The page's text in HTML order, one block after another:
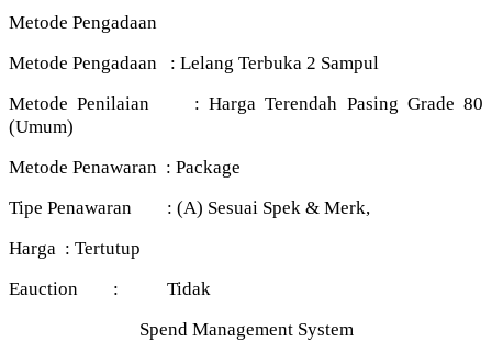
Metode Pengadaan
Metode Pengadaan : Lelang Terbuka 2 Sampul
Metode Penilaian : Harga Terendah Pasing Grade 80
(Umum)
Metode Penawaran : Package
Tipe Penawaran : (A) Sesuai Spek & Merk,
Harga : Tertutup
Eauction : Tidak
Spend Management System